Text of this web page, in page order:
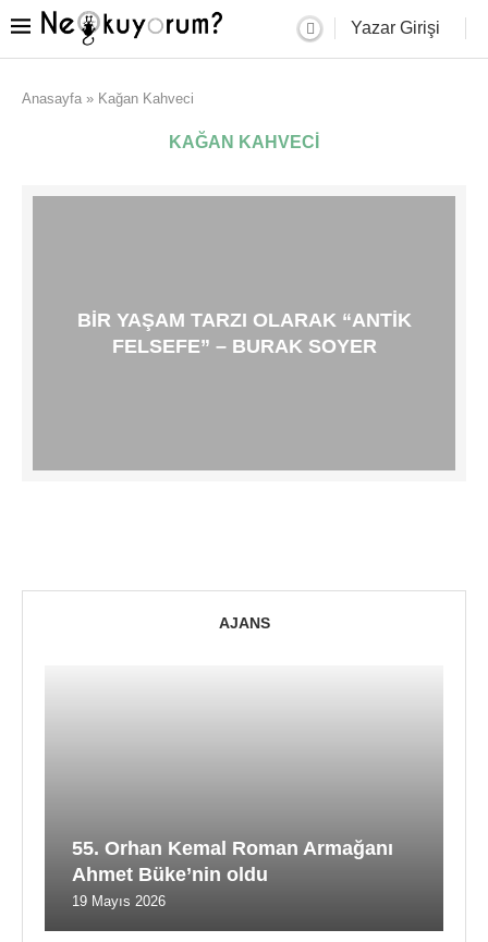
Yazar Girişi
Anasayfa » Kağan Kahveci
KAĞAN KAHVECI
BIR YAŞAM TARZI OLARAK “ANTIK
FELSEFE” – BURAK SOYER
AJANS
55. Orhan Kemal Roman Armağanı
Ahmet Büke’nin oldu
19 Mayıs 2026